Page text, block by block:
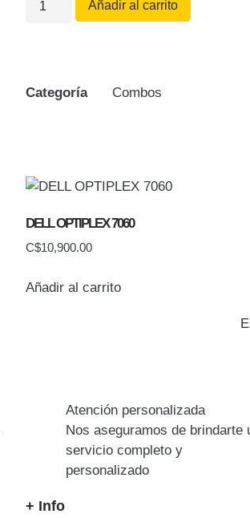
Añadir al carrito
Categoría Combos
DELL OPTIPLEX 7060
C$10,900.00
Añadir al carrito
Atención personalizada
Nos aseguramos de brindarte
servicio completo y
personalizado
+ Info